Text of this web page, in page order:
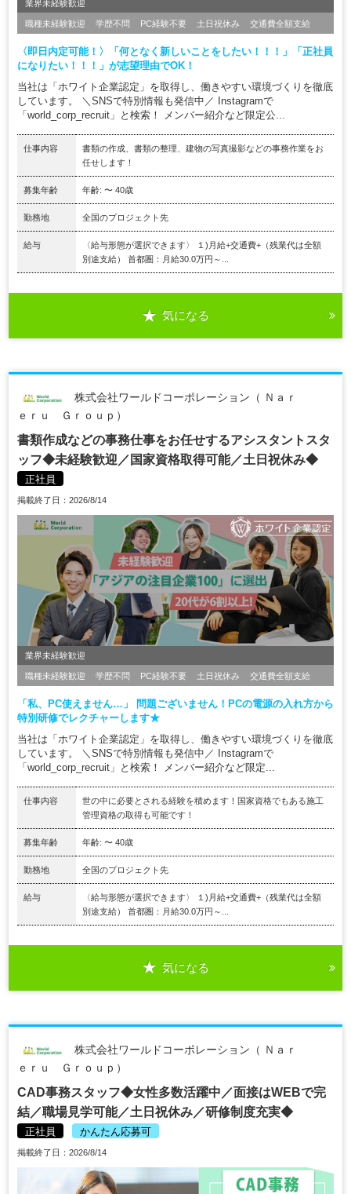
業界未経験歓迎
職種未経験歓迎 学歴不問 PC経験不要 土日祝休み 交通費全額支給
〈即日内定可能！〉「何となく新しいことをしたい！！！」「正社員
になりたい！！！」が志望理由でOK！
当社は「ホワイト企業認定」を取得し、働きやすい環境づくりを徹底
しています。 ＼SNSで特別情報も発信中／ Instagramで
「world_corp_recruit」と検索！ メンバー紹介など限定公...
仕事内容
書類の作成、書類の整理、建物の写真撮影などの事務作業をお
任せします！
募集年齢 年齢: 〜 40歳
勤務地 全国のプロジェクト先
給与
〈給与形態が選択できます〉 １)月給+交通費+（残業代は全額
別途支給） 首都圏：月給30.0万円～...
気になる
株式会社ワールドコーポレーション（ Ｎａｒ
ｅｒｕ Ｇｒｏｕｐ）
書類作成などの事務仕事をお任せするアシスタントスタ
ッフ◆未経験歓迎／国家資格取得可能／土日祝休み◆
正社員
掲載終了日：2026/8/14
業界未経験歓迎
職種未経験歓迎 学歴不問 PC経験不要 土日祝休み 交通費全額支給
「私、PC使えません…」 問題ございません！PCの電源の入れ方から
特別研修でレクチャーします★
当社は「ホワイト企業認定」を取得し、働きやすい環境づくりを徹底
しています。 ＼SNSで特別情報も発信中／ Instagramで
「world_corp_recruit」と検索！ メンバー紹介など限定...
仕事内容
世の中に必要とされる経験を積めます！国家資格でもある施工
管理資格の取得も可能です！
募集年齢 年齢: 〜 40歳
勤務地 全国のプロジェクト先
給与
〈給与形態が選択できます〉 １)月給+交通費+（残業代は全額
別途支給） 首都圏：月給30.0万円～...
気になる
株式会社ワールドコーポレーション（ Ｎａｒ
ｅｒｕ Ｇｒｏｕｐ）
CAD事務スタッフ◆女性多数活躍中／面接はWEBで完
結／職場見学可能／土日祝休み／研修制度充実◆
正社員 かんたん応募可
掲載終了日：2026/8/14